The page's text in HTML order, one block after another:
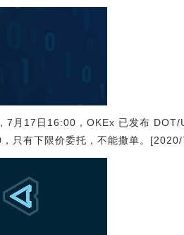
月17日16:00，OKEx 已发布 DOT/
只有下限价委托，不能撒单。